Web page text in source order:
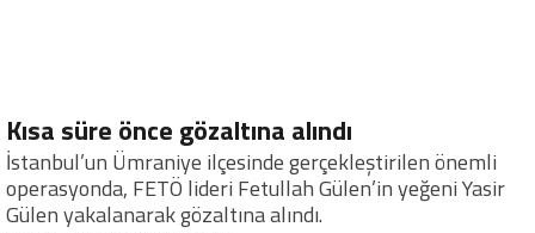
Kısa süre önce gözaltına alındı
İstanbul’un Ümraniye ilçesinde gerçekleştirilen önemli
operasyonda, FETÖ lideri Fetullah Gülen’in yeğeni Yasir
Gülen yakalanarak gözaltına alındı.